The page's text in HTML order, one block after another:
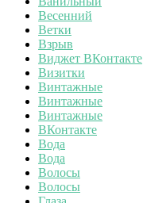
Весенний
Ветки
Взрыв
Виджет ВКонтакте
Визитки
Винтажные
Винтажные
Винтажные
ВКонтакте
Вода
Вода
Волосы
Волосы